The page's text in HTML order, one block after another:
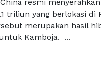
resmi
triliun yang berlokasi di
merupakan hasil
Kamboja. ...